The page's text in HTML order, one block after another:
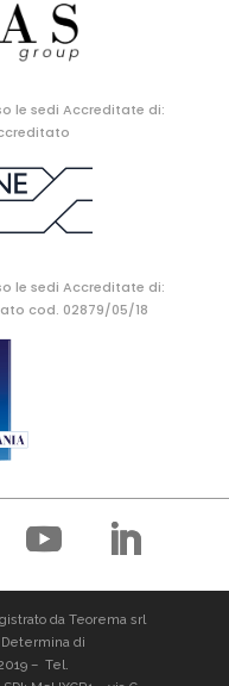
le sedi Accreditate di:
le sedi Accreditate di:
cod. 02879/05/18
da Teorema srl
di
– Tel.